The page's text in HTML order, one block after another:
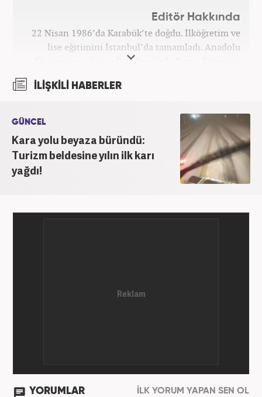
Editör Hakkında
22 Nisan 1986’da Karabük’te doğdu. İlköğretim ve
lise eğitimini İstanbul’da tamamladı. Anadolu
Üniversitesi iktisat Fakültesi’nde Kamu Yönetimi
Çalışma hayatına Haber7.com bünyesindeki
İLİŞKİLİ HABERLER
GÜNCEL
Kara yolu beyaza büründü:
Turizm beldesine yılın ilk karı
yağdı!
YORUMLAR İLK YORUM YAPAN SEN OL